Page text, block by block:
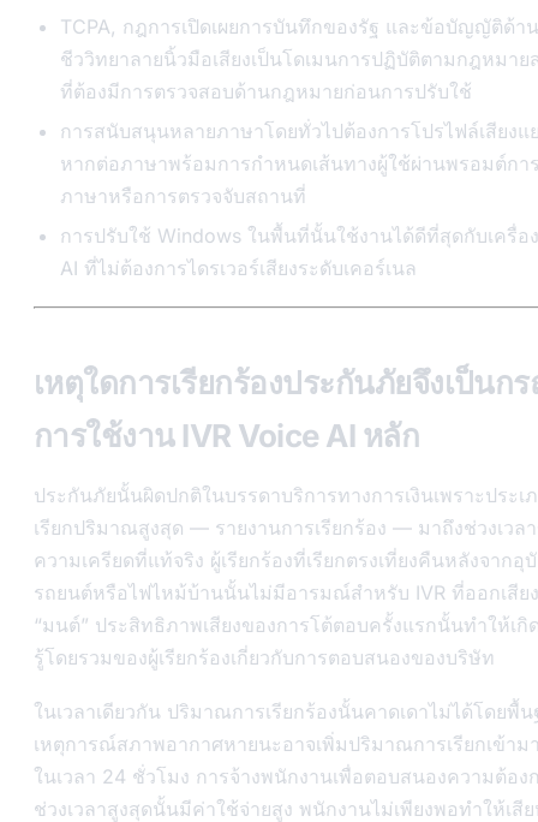
TCPA, กฎการเปิดเผยการบันทึกของรัฐ และข้อบัญญัติด้าน
ชีววิทยาลายนิ้วมือเสียงเป็นโดเมนการปฏิบัติตามกฎหมา
ที่ต้องมีการตรวจสอบด้านกฎหมายก่อนการปรับใช้
การสนับสนุนหลายภาษาโดยทั่วไปต้องการโปรไฟล์เสียงแ
หากต่อภาษาพร้อมการกำหนดเส้นทางผู้ใช้ผ่านพรอมต์กา
ภาษาหรือการตรวจจับสถานที่
การปรับใช้ Windows ในพื้นที่นั้นใช้งานได้ดีที่สุดกับเครื่อง
AI ที่ไม่ต้องการไดรเวอร์เสียงระดับเคอร์เนล
เหตุใดการเรียกร้องประกันภัยจึงเป็นก
การใช้งาน IVR Voice AI หลัก
ประกันภัยนั้นผิดปกติในบรรดาบริการทางการเงินเพราะประเ
เรียกปริมาณสูงสุด — รายงานการเรียกร้อง — มาถึงช่วงเวล
ความเครียดที่แท้จริง ผู้เรียกร้องที่เรียกตรงเที่ยงคืนหลังจากอุ
รถยนต์หรือไฟไหม้บ้านนั้นไม่มีอารมณ์สำหรับ IVR ที่ออกเสีย
“มนต์” ประสิทธิภาพเสียงของการโต้ตอบครั้งแรกนั้นทำให้เกิ
รู้โดยรวมของผู้เรียกร้องเกี่ยวกับการตอบสนองของบริษัท
ในเวลาเดียวกัน ปริมาณการเรียกร้องนั้นคาดเดาไม่ได้โดยพื้
เหตุการณ์สภาพอากาศหายนะอาจเพิ่มปริมาณการเรียกเข้าม
ในเวลา 24 ชั่วโมง การจ้างพนักงานเพื่อตอบสนองความต้อง
ช่วงเวลาสูงสุดนั้นมีค่าใช้จ่ายสูง พนักงานไม่เพียงพอทำให้เสี